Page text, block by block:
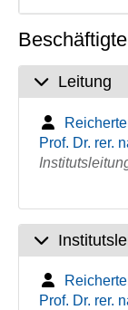
Leitung
Prof. Dr. rer.
Prof. Dr. rer.